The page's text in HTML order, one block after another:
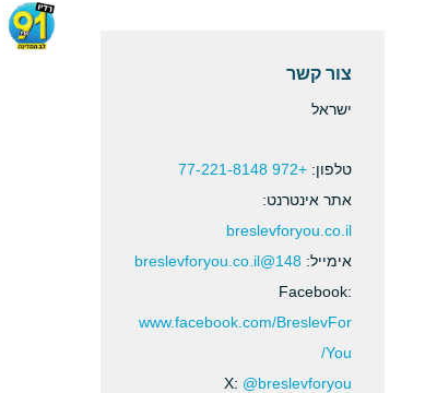
צור קשר
ישראל
טלפון: +972 77-221-8148
אתר אינטרנט:
breslevforyou.co.il
אימייל: 148@breslevforyou.co.il
Facebook:
www.facebook.com/BreslevFor
You/
X: @breslevforyou